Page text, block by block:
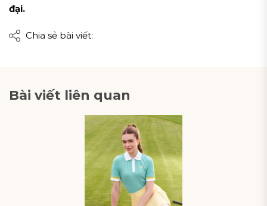
đại.
Chia sẻ bài viết:
Bài viết liên quan